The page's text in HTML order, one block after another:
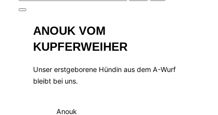
nach:
Seitenleiste
Navigation
umschalten
ANOUK VOM
KUPFERWEIHER
Unser erstgeborene Hündin aus dem A-Wurf
bleibt bei uns.
Anouk